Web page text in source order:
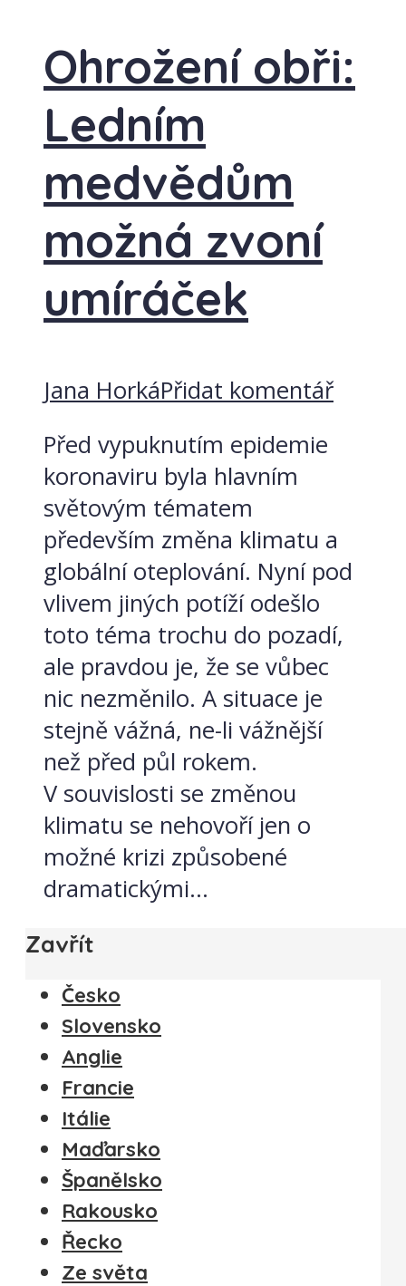
Ohrožení obři:
Ledním
medvědům
možná zvoní
umíráček
Jana HorkáPřidat komentář
Před vypuknutím epidemie
koronaviru byla hlavním
světovým tématem
především změna klimatu a
globální oteplování. Nyní pod
vlivem jiných potíží odešlo
toto téma trochu do pozadí,
ale pravdou je, že se vůbec
nic nezměnilo. A situace je
stejně vážná, ne-li vážnější
než před půl rokem.
V souvislosti se změnou
klimatu se nehovoří jen o
možné krizi způsobené
dramatickými...
Zavřít
Česko
Slovensko
Anglie
Francie
Itálie
Maďarsko
Španělsko
Rakousko
Řecko
Ze světa